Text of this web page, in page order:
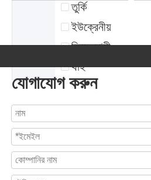
তুর্কি
ইউক্রেনীয়
ভিয়েতনামী
থাই
যোগাযোগ করুন